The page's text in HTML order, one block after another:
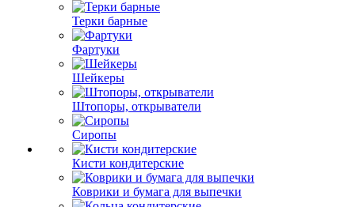
Терки барные
Фартуки
Шейкеры
Штопоры, открыватели
Сиропы
Кисти кондитерские
Коврики и бумага для выпечки